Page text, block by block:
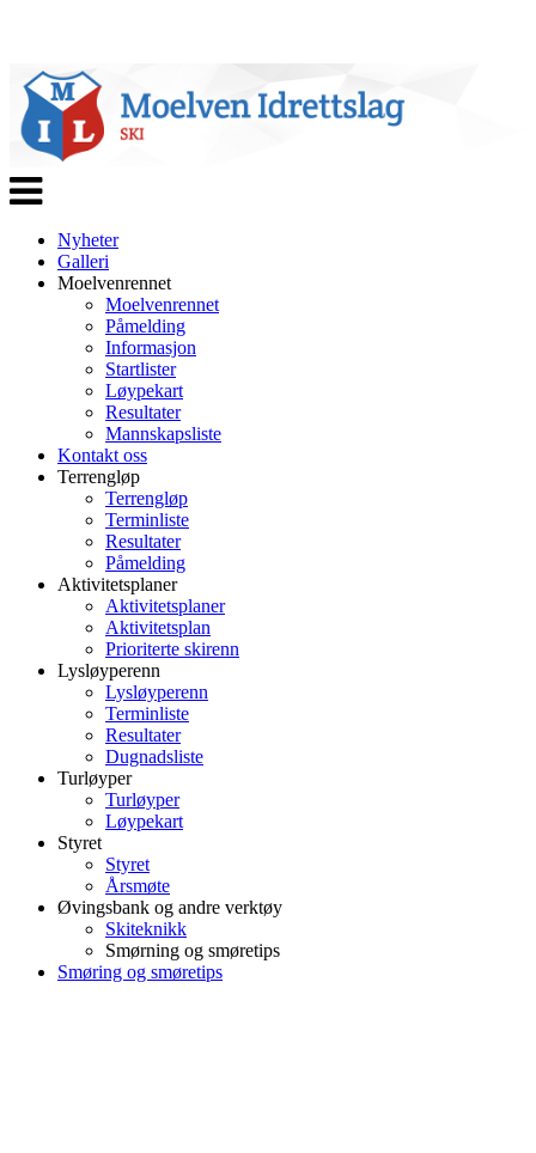
Veksle
navigasjon
Nyheter
Galleri
Moelvenrennet
Moelvenrennet
Påmelding
Informasjon
Startlister
Løypekart
Resultater
Mannskapsliste
Kontakt oss
Terrengløp
Terrengløp
Terminliste
Resultater
Påmelding
Aktivitetsplaner
Aktivitetsplaner
Aktivitetsplan
Prioriterte skirenn
Lysløyperenn
Lysløyperenn
Terminliste
Resultater
Dugnadsliste
Turløyper
Turløyper
Løypekart
Styret
Styret
Årsmøte
Øvingsbank og andre verktøy
Skiteknikk
Smørning og smøretips
Smøring og smøretips